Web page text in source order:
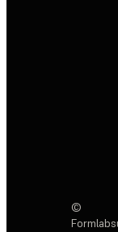
©
Formlabs